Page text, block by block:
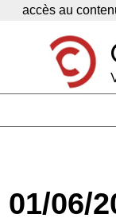
Panneau de gestion des
accès au
Economie
01/06/